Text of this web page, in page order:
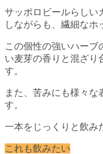
サッポロビールらしい
しながらも、繊細なホ
この個性の強いハーブ
い麦芽の香りと混ざり
す。
また、苦みにも様々
す。
一本をじっくりと飲み
これも飲みたい